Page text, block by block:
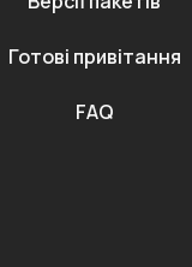
Готові привітання
FAQ